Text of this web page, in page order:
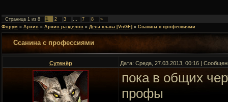
Страница 1 из 8 1 2 3 … 7 8
»
Форум » Архив » Архив разделов » Дела клана [VnGF] » Ссанина с профессиями
Ссанина с профессиями
Сутенёр Дата: Среда, 27.03.2013, 00:16 |
пока в общих
профы